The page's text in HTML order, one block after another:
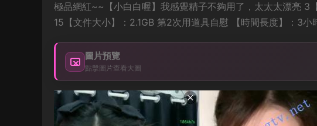
極品網紅~~【小白白喔】我感覺精子不夠用了，太太太漂亮
15【文件大小】：2.1GB 第2次用道具自慰 【時間長度】：3
圖片預覽
點擊圖片查看大圖